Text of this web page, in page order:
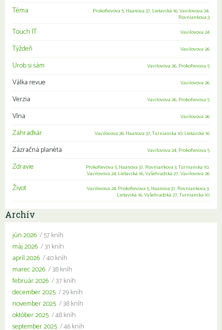
Téma Prokofievova 5,Haanova 37,Lietavská 16,Vavilovova 24,
Rovniankova 3
Touch IT Vavilovova 24
Týždeň Vavilovova 26
Urob si sám Vavilovova 26,Prokofievova 5
Válka revue Vavilovova 26
Verzia Vavilovova 26,Prokofievova 5
Vlna Vavilovova 26
Záhradkár Vavilovova 26,Haanova 37,Turnianska 10,Lietavská 16
Zázračná planéta Vavilovova 24,Prokofievova 5
Zdravie Prokofievova 5,Haanova 37,Rovniankova 3,Turnianska 10,
Vavilovova 24,Lietavská 16,Vyšehradská 27,Vavilovova 26
Život Vavilovova 24,Prokofievova 5,Haanova 37,Rovniankova 3,
Lietavská 16,Vyšehradská 27,Turnianska 10
Archív
jún 2026 / 57 kníh
máj 2026 / 31 kníh
apríl 2026 / 40 kníh
marec 2026 / 38 kníh
február 2026 / 37 kníh
december 2025 / 29 kníh
november 2025 / 38 kníh
október 2025 / 48 kníh
september 2025 / 46 kníh